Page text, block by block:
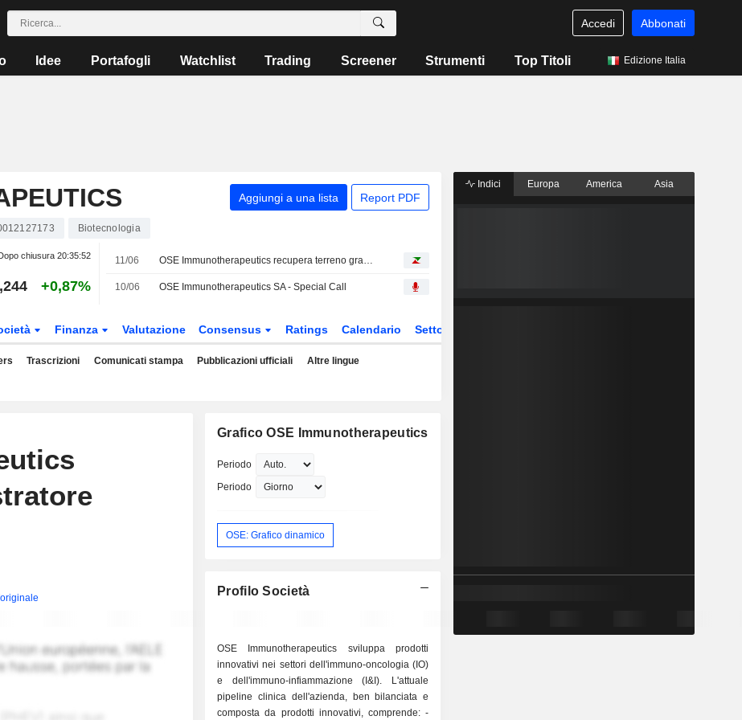
Accedi Abbonati
Idee Portafogli Watchlist Trading Screener Strumenti Top Titoli Edizione Italia
Aggiungi a una lista Report PDF
Biotecnologia
chiusura20:35:52
+0,87%
11/06 OSE Immunotherapeutics recupera terreno grazie a Oddo BHF
10/06 OSE Immunotherapeutics SA - Special Call
Finanza Valutazione Consensus Ratings Calendario Settore
Trascrizioni Comunicati stampa Pubblicazioni ufficiali Altre lingue
Grafico OSE Immunotherapeutics
Periodo
Periodo
OSE: Grafico dinamico
Profilo Società
OSE Immunotherapeutics sviluppa prodotti
innovativi nei settori dell'immuno-oncologia (IO)
e dell'immuno-infiammazione (I&I). L'attuale
pipeline clinica dell'azienda, ben bilanciata e
composta da prodotti innovativi, comprende: -
Indici Europa America Asia